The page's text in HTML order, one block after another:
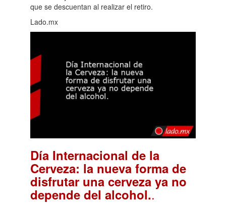
que se descuentan al realizar el retiro.
Lado.mx
Día Internacional de la
Cerveza: la nueva forma de
disfrutar una cerveza ya no
depende del alcohol..